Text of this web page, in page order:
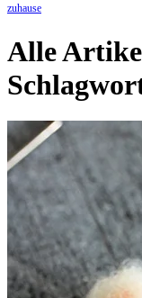
zuhause
Alle